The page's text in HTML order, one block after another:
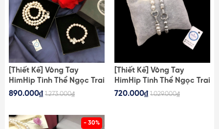
[Thiết Kế] Vòng Tay
HimHip Tinh Thể Ngọc Trai
Mix Khóa Hoa Đính Phale
890.000₫ 1.273.000₫
[Thiết Kế] Vòng Tay
HimHip Tinh Thể Ngọc Trai
Mix Khóa Trái Tim Đính
720.000₫ 1.029.000₫
- 30%